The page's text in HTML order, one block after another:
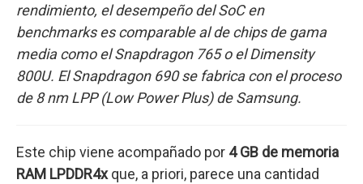
rendimiento, el desempeño del SoC en
benchmarks es comparable al de chips de gama
media como el Snapdragon 765 o el Dimensity
800U. El Snapdragon 690 se fabrica con el proceso
de 8 nm LPP (Low Power Plus) de Samsung.
Este chip viene acompañado por 4 GB de memoria
RAM LPDDR4xque, a priori, parece una cantidad